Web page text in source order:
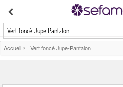
Vert foncé Jupe Pantalon
Accueil > Vert foncé Jupe-Pantalon